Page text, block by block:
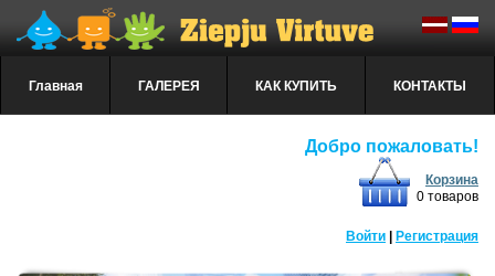
Главная ГАЛЕРЕЯ КАК КУПИТЬ КОНТАКТЫ
Добро пожаловать!
Корзина
0 товаров
Войти Регистрация